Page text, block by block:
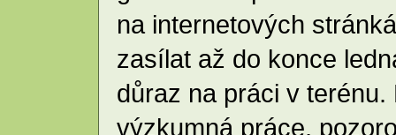
na internetových
zasílat až do konce
důraz na práci v
výzkumná práce,